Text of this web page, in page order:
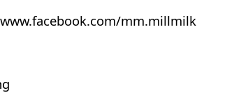
mm.millmilk